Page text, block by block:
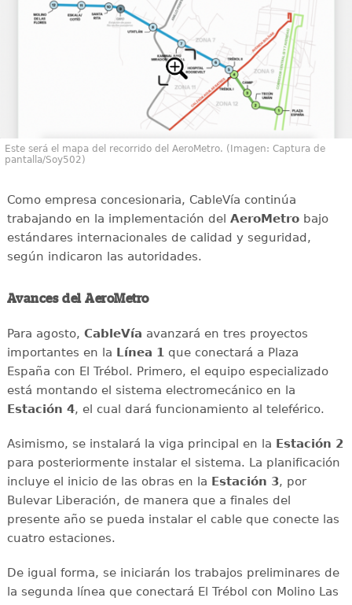
Este será el mapa del recorrido del AeroMetro. (Imagen: Captura de
pantalla/Soy502)
Como empresa concesionaria, CableVía continúa
trabajando en la implementación del AeroMetrobajo
estándares internacionales de calidad y seguridad,
según indicaron las autoridades.
Avances del AeroMetro
Para agosto, CableVía avanzará en tres proyectos
importantes en la Línea 1 que conectará a Plaza
España con El Trébol. Primero, el equipo especializado
está montando el sistema electromecánico en la
Estación 4, el cual dará funcionamiento al teleférico.
Asimismo, se instalará la viga principal en la Estación 2
para posteriormente instalar el sistema. La planificación
incluye el inicio de las obras en la Estación 3, por
Bulevar Liberación, de manera que a finales del
presente año se pueda instalar el cable que conecte las
cuatro estaciones.
De igual forma, se iniciarán los trabajos preliminares de
la segunda línea que conectará El Trébol con Molino Las